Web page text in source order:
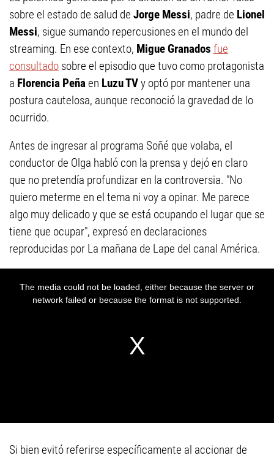
sobre el estado de salud de Jorge Messi, padre de Lionel
Messi, sigue sumando repercusiones en el mundo del
streaming. En ese contexto, Migue Granados fue
consultado sobre el episodio que tuvo como protagonista
a Florencia Peñaen Luzu TVy optó por mantener una
postura cautelosa, aunque reconoció la gravedad de lo
ocurrido.
Antes de ingresar al programa Soñé que volaba, el
conductor de Olga habló con la prensa y dejó en claro
que no pretendía profundizar en la controversia. "No
quiero meterme en el tema ni voy a opinar. Me parece
algo muy delicado y que se está ocupando el lugar que se
tiene que ocupar", expresó en declaraciones
reproducidas por La mañana de Lape del canal América.
Si bien evitó referirse específicamente al accionar de